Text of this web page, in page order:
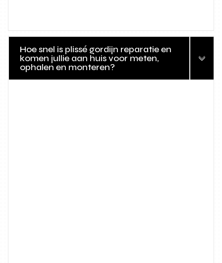
Hoe snel is plissé gordijn reparatie en
komen jullie aan huis voor meten,
ophalen en monteren?